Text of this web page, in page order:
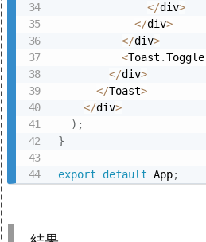
</div>
</div>
</div>
<Toast .Toggle
</div>
</Toast>
</div>
) ;
}
export default App;